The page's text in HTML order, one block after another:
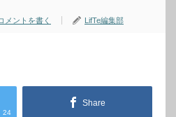
メントを書く LifTe編集部
24
Share